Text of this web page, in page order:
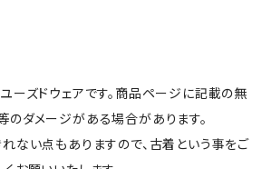
ーズドウェアです。商品ページに記載の無
ダメージがある場合があります。
ない点もありますので、古着という事をご